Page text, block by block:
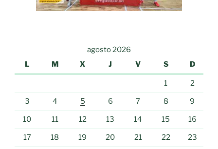
agosto 2026
L
M X J V S D
1 2
3 4 5 6 7 8 9
10 11 12 13 14 15 16
17 18 19 20 21 22 23